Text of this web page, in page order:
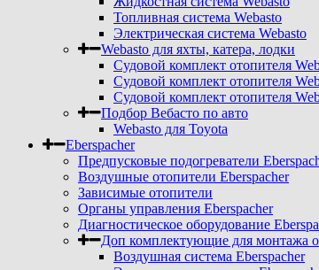
Топливная система Webasto
Электрическая система Webasto
Webasto для яхты, катера, лодки
Судовой комплект отопителя
Судовой комплект отопителя
Судовой комплект отопителя
Подбор Вебасто по авто
Webasto для Toyota
Eberspacher
Предпусковые подогреватели
Воздушные отопители Eberspacher
Зависимые отопители
Органы управления Eberspacher
Диагностическое оборудование
Доп комплектующие для монтажа
Воздушная система Eberspacher